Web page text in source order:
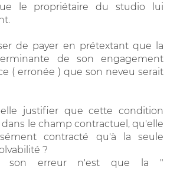
le propriétaire du studio lui
de payer en prétextant que la
de son engagement
( erronée ) que son neveu serait
justifier que cette condition
le champ contractuel, qu'elle
contracté qu'à la seule
?
son erreur n'est que la "